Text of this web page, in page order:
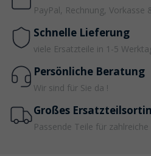
PayPal, Rechnung, Vorkasse
Schnelle Lieferung
viele Ersatzteile in 1-5
Persönliche Beratung
Wir sind für Sie da !
Großes
Passende Teile für